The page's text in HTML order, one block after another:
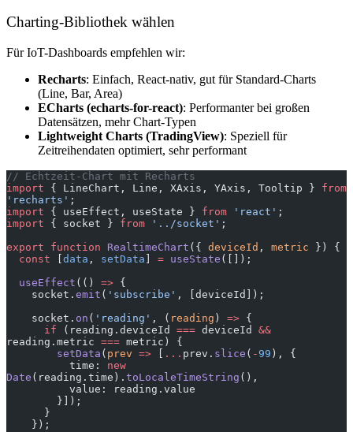
Charting-Bibliothek wählen
Für IoT-Dashboards empfehlen wir:
Recharts: Einfach, React-nativ, gut für Standard-Charts
(Line, Bar, Area)
ECharts (echarts-for-react): Performanter bei großen
Datensätzen, mehr Chart-Typen
Lightweight Charts (TradingView): Speziell für
Zeitreihendaten optimiert, sehr performant
// Echtzeit-Chart mit Recharts
import { LineChart, Line, XAxis, YAxis, Tooltip } from
'recharts' ;
import { useEffect, useState } from 'react' ;
import { socket } from '../socket' ;
export function RealtimeChart ({ deviceId , metric }) {
  const
data , setData = useState ([]);
  useEffect
(() => {
    socket.
emit ( 'subscribe' , [deviceId]);
    socket.
on ( 'reading' , ( reading ) => {
      if
(reading.deviceId === deviceId &&
reading.metric === metric) {
        setData
( prev => ... prev. slice ( - 99 ), {
          time:
new
Date (reading.time). toLocaleTimeString (),
          value: reading.value
        }]);
      }
    });